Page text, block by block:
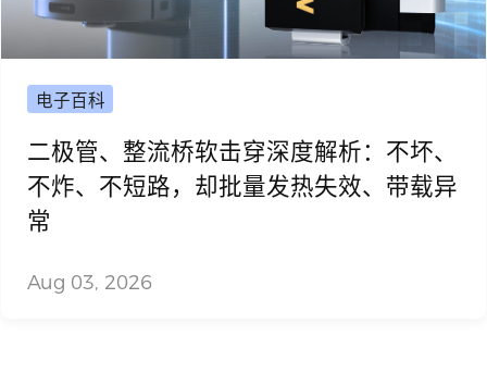
电子百科
二极管、整流桥软击穿深度解析：不坏、
不炸、不短路，却批量发热失效、带载异
常
Aug 03, 2026